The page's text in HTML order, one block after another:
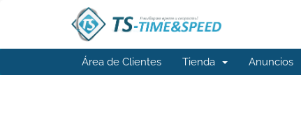
Área de Clientes Tienda Anuncios